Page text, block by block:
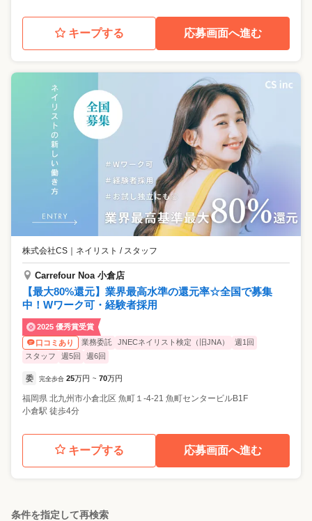
キープする 応募画面へ進む
株式会社CS ｜ ネイリスト / スタッフ
Carrefour Noa 小倉店
【最大80%還元】業界最高水準の還元率☆全国で募集
中！Wワーク可・経験者採用
2025 優秀賞受賞
口コミあり
業務委託 JNECネイリスト検定（旧JNA）
週1回
スタッフ
週5回 週6回
委 完全歩合 25万円 ~ 70万円
福岡県 北九州市小倉北区 魚町１-4-21 魚町センタービルB1F
小倉駅 徒歩4分
キープする 応募画面へ進む
条件を指定して再検索